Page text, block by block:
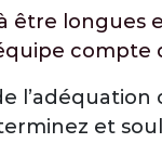
être longues
compte
et